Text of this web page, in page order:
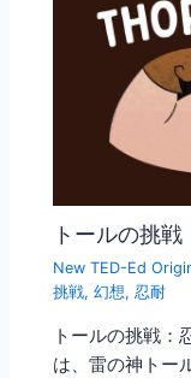
トールの挑
New TED-Ed
挑戦,幻想, 忍耐
トールの挑戦：
は、雷の神トー